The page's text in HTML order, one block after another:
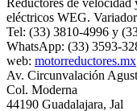
eléctricos WEG.
Tel: (33) 3810-4996 y
WhatsApp: (33) 3593-
web: motorreductores.mx
Av. Circunvalación
Col. Moderna
44190 Guadalajara, Jal